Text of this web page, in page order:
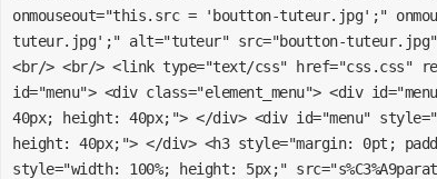
onmouseout="this.src = 'boutton-tuteur.jpg';"
tuteur.jpg';" alt="tuteur" src="boutton-
<br/> <br/> <link type="text/css" href="css.css"
id="menu"> <div class="element_menu"> <div
40px; height: 40px;"> </div> <div id="menu"
height: 40px;"> </div> <h3 style="margin: 0pt;
style="width: 100%; height: 5px;"